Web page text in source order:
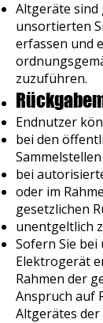
Altgeräte
unsortierten
erfassen und
zuzuführen.
Endnutzer
bei den
bei
oder im
gesetzlichen
unentgeltlich
Sofern Sie bei
Elektrogerät
Rahmen der
Anspruch auf
Altgerätes der